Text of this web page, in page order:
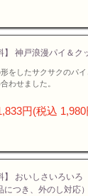
】 神戸浪漫パイ＆
をしたサクサクのパ
わせました。
円(税込 1,980
】 おいしさいろい
につき、外のし対応